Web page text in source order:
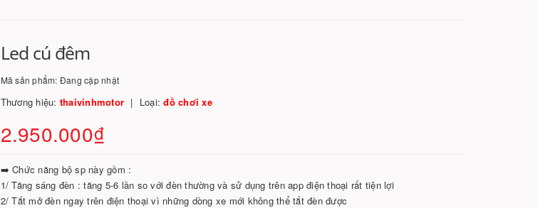
Led cú đêm
Mã sản phẩm: Đang cập nhật
Thương hiệu: thaivinhmotor Loại:đồ chơi xe
2.950.000₫
➡️ Chức năng bộ sp này gồm :
1/ Tăng sáng đèn : tăng 5-6 lần so với đèn thường và sử dụng trên app điện thoại rất tiện lợi
2/ Tắt mở đèn ngay trên điện thoại vì những dòng xe mới không thể tắt đèn được